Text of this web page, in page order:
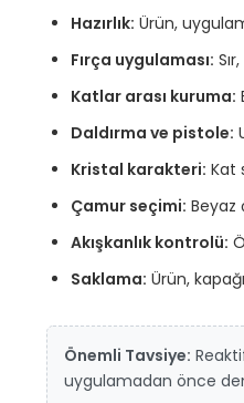
Hazırlık: Ürün,
Fırça uygulaması:
Katlar arası kuruma:
Daldırma ve pistole:
Kristal karakteri: Kat
Çamur seçimi: Beyaz
Akışkanlık kontrolü:
Saklama: Ürün,
Önemli Tavsiye:
uygulamadan önce